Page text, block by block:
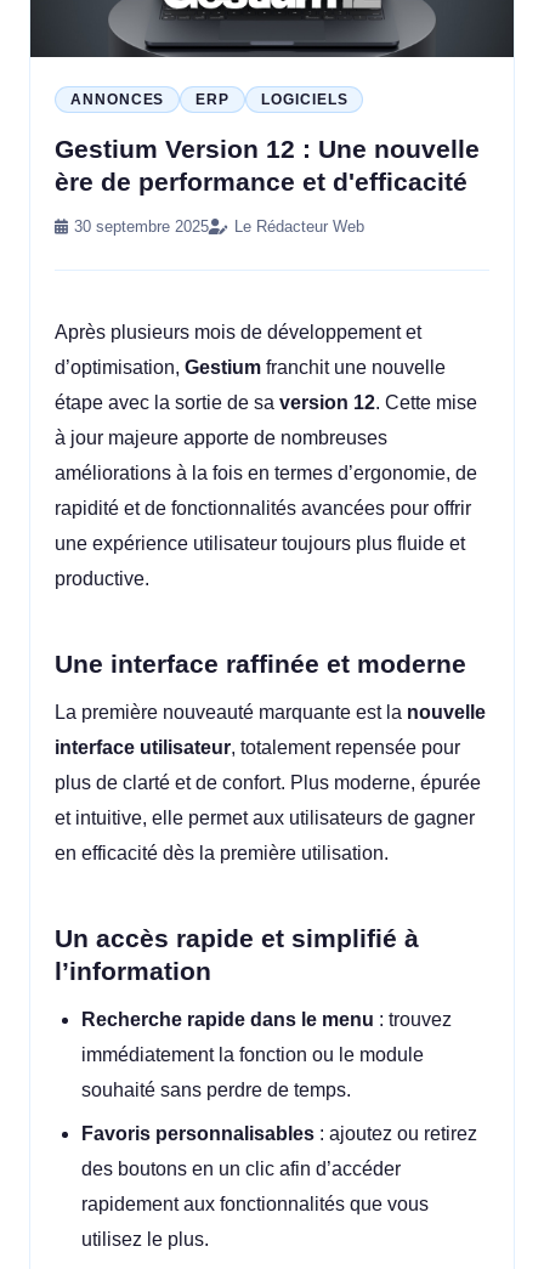
ANNONCES ERP LOGICIELS
Gestium Version 12 : Une nouvelle
ère de performance et d'efficacité
30 septembre 2025 Le Rédacteur Web
Après plusieurs mois de développement et
d’optimisation, Gestium franchit une nouvelle
étape avec la sortie de sa version 12. Cette mise
à jour majeure apporte de nombreuses
améliorations à la fois en termes d’ergonomie, de
rapidité et de fonctionnalités avancées pour offrir
une expérience utilisateur toujours plus fluide et
productive.
Une interface raffinée et moderne
La première nouveauté marquante est la nouvelle
interface utilisateur, totalement repensée pour
plus de clarté et de confort. Plus moderne, épurée
et intuitive, elle permet aux utilisateurs de gagner
en efficacité dès la première utilisation.
Un accès rapide et simplifié à
l’information
Recherche rapide dans le menu : trouvez
immédiatement la fonction ou le module
souhaité sans perdre de temps.
Favoris personnalisables : ajoutez ou retirez
des boutons en un clic afin d’accéder
rapidement aux fonctionnalités que vous
utilisez le plus.